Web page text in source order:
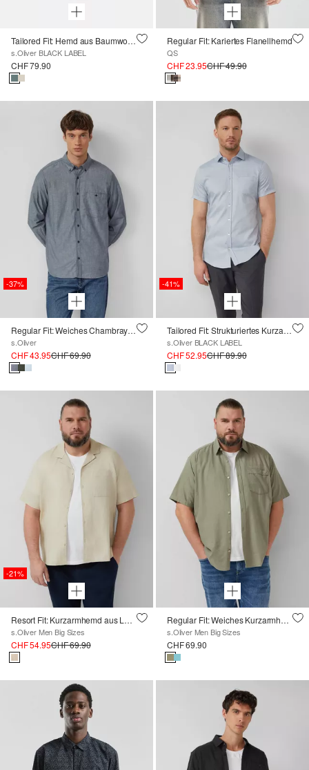
Tailored Fit: Hemd aus Baumwollstretch
s.Oliver BLACK LABEL
CHF 79.90
Regular Fit: Kariertes Flanellhemd
QS
CHF 23.95CHF 49.90
-37%
Regular Fit: Weiches Chambray-Hemd mit Button-Down-Kragen
s.Oliver
CHF 43.95CHF 69.90
-41%
Tailored Fit: Strukturiertes Kurzarm-Hemd aus Baumwollstretch
s.Oliver BLACK LABEL
CHF 52.95CHF 89.90
-21%
Resort Fit: Kurzarmhemd aus Leinenmix
s.Oliver Men Big Sizes
CHF 54.95CHF 69.90
Regular Fit: Weiches Kurzarmhemd mit Stickerei
s.Oliver Men Big Sizes
CHF 69.90